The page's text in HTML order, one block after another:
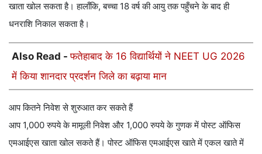
खाता खोल सकता है। हालाँकि, बच्चा 18 वर्ष की आयु तक पहुँचने के बाद ही
धनराशि निकाल सकता है।
Also Read -फतेहाबाद के 16 विद्यार्थियों ने NEET UG 2026
में किया शानदार प्रदर्शन जिले का बढ़ाया मान
आप कितने निवेश से शुरुआत कर सकते हैं
आप 1,000 रुपये के मामूली निवेश और 1,000 रुपये के गुणक में पोस्ट ऑफिस
एमआईएस खाता खोल सकते हैं। पोस्ट ऑफिस एमआईएस खाते में एकल खाते में